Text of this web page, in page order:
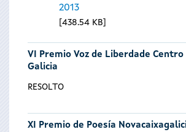
2013
438.54 KB
VI Premio Voz de Liberdade Centro
Galicia
RESOLTO
XI Premio de Poesía